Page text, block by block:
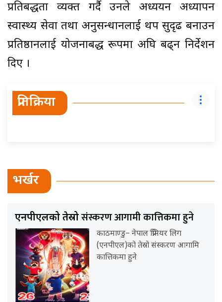
प्रतिबद्धता व्यक्त गर्दै उनले अध्ययन अध्यापन
स्वास्थ्य सेवा तथा अनुसन्धानलाई थप सुदृढ बनाउन
प्रतिष्ठानलाई योजनाबद्ध रूपमा अघि बढ्न निर्देशन
दिए ।
प्रतिक्रिया
भर्खर
एनपीएलको तेस्रोसंस्करण आगामी कात्तिकमा हुने
काठमाण्डु– नेपाल प्रिमियर लिग
(एनपीएल)को तेस्रो संस्करण आगामि
कात्तिकमा हुने